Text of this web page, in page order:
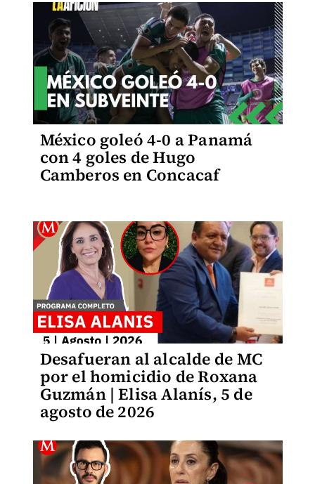
México goleó 4-0 a Panamá
con 4 goles de Hugo
Camberos en Concacaf
Desafueran al alcalde de MC
por el homicidio de Roxana
Guzmán | Elisa Alanís, 5 de
agosto de 2026